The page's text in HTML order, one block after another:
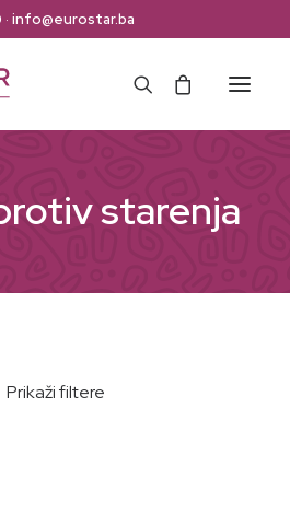
· info@eurostar.ba
starenja
Prikaži filtere